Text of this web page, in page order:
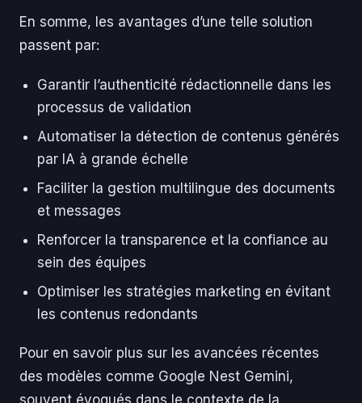
En somme, les avantages d’une telle solution
passent par:
Garantir l’authenticité rédactionnelle dans les
processus de validation
Automatiser la détection de contenus générés
par IA à grande échelle
Faciliter la gestion multilingue des documents
et messages
Renforcer la transparence et la confiance au
sein des équipes
Optimiser les stratégies marketing en évitant
les contenus redondants
Pour en savoir plus sur les avancées récentes
des modèles comme Google Nest Gemini,